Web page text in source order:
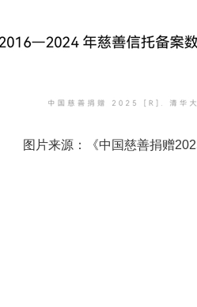
图片来源：《中国慈善捐赠